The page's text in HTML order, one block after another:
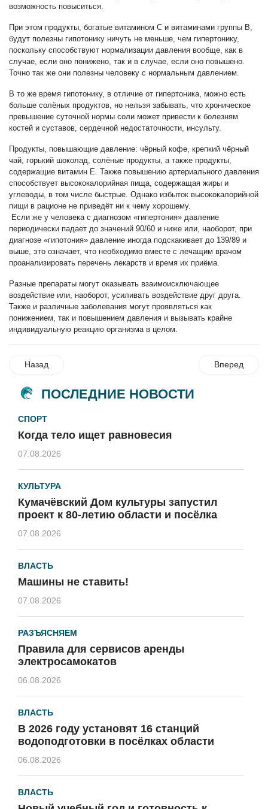
возможность повыситься.
При этом продукты, богатые витамином С и витаминами группы В,
будут полезны гипотонику ничуть не меньше, чем гипертонику,
поскольку способствуют нормализации давления вообще, как в
случае, если оно понижено, так и в случае, если оно повышено.
Точно так же они полезны человеку с нормальным давлением.
В то же время гипотонику, в отличие от гипертоника, можно есть
больше солёных продуктов, но нельзя забывать, что хроническое
превышение суточной нормы соли может привести к болезням
костей и суставов, сердечной недостаточности, инсульту.
Продукты, повышающие давление: чёрный кофе, крепкий чёрный
чай, горький шоколад, солёные продукты, а также продукты,
содержащие витамин Е. Также повышению артериального давления
способствует высококалорийная пища, содержащая жиры и
углеводы, в том числе быстрые. Однако избыток высококалорийной
пищи в рационе не приведёт ни к чему хорошему.
Если же у человека с диагнозом «гипертония» давление
периодически падает до значений 90/60 и ниже или, наоборот, при
диагнозе «гипотония» давление иногда подскакивает до 139/89 и
выше, это означает, что необходимо вместе с лечащим врачом
проанализировать перечень лекарств и время их приёма.
Разные препараты могут оказывать взаимоисключающее
воздействие или, наоборот, усиливать воздействие друг друга.
Также и различные заболевания могут проявляться как
понижением, так и повышением давления и вызывать крайне
индивидуальную реакцию организма в целом.
Назад Вперед
ПОСЛЕДНИЕ НОВОСТИ
СПОРТ
Когда тело ищет равновесия
07.08.2026
КУЛЬТУРА
Кумачёвский Дом культуры запустил
проект к 80-летию области и посёлка
07.08.2026
ВЛАСТЬ
Машины не ставить!
07.08.2026
РАЗЪЯСНЯЕМ
Правила для сервисов аренды
электросамокатов
06.08.2026
ВЛАСТЬ
В 2026 году установят 16 станций
водоподготовки в посёлках области
06.08.2026
ВЛАСТЬ